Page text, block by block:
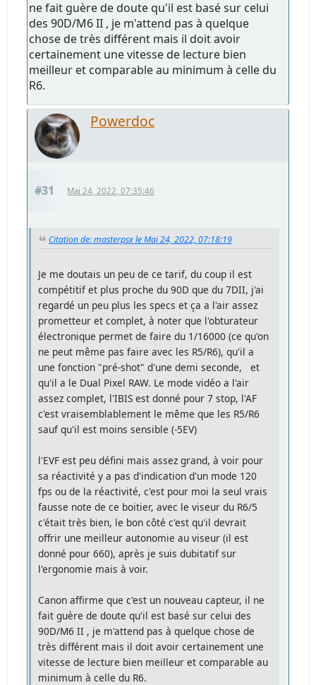
ne fait guère de doute qu'il est basé sur celui
des 90D/M6 II , je m'attend pas à quelque
chose de très différent mais il doit avoir
certainement une vitesse de lecture bien
meilleur et comparable au minimum à celle du
R6.
Powerdoc
#31 Mai 24, 2022, 07:35:46
Citation de: masterpsx le Mai 24, 2022, 07:18:19
Je me doutais un peu de ce tarif, du coup il est
compétitif et plus proche du 90D que du 7DII, j'ai
regardé un peu plus les specs et ça a l'air assez
prometteur et complet, à noter que l'obturateur
électronique permet de faire du 1/16000 (ce qu'on
ne peut même pas faire avec les R5/R6), qu'il a
une fonction "pré-shot" d'une demi seconde, et
qu'il a le Dual Pixel RAW. Le mode vidéo a l'air
assez complet, l'IBIS est donné pour 7 stop, l'AF
c'est vraisemblablement le même que les R5/R6
sauf qu'il est moins sensible (-5EV)
l'EVF est peu défini mais assez grand, à voir pour
sa réactivité y a pas d'indication d'un mode 120
fps ou de la réactivité, c'est pour moi la seul vrais
fausse note de ce boitier, avec le viseur du R6/5
c'était très bien, le bon côté c'est qu'il devrait
offrir une meilleur autonomie au viseur (il est
donné pour 660), après je suis dubitatif sur
l'ergonomie mais à voir.
Canon affirme que c'est un nouveau capteur, il ne
fait guère de doute qu'il est basé sur celui des
90D/M6 II , je m'attend pas à quelque chose de
très différent mais il doit avoir certainement une
vitesse de lecture bien meilleur et comparable au
minimum à celle du R6.